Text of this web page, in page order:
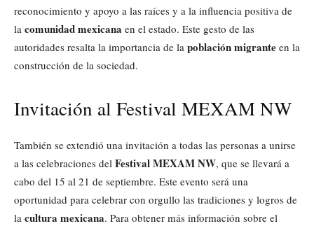
reconocimiento y apoyo a las raíces y a la influencia positiva de
la comunidad mexicana en el estado. Este gesto de las
autoridades resalta la importancia de la población migrante en la
construcción de la sociedad.
Invitación al Festival MEXAM NW
También se extendió una invitación a todas las personas a unirse
a las celebraciones del Festival MEXAM NW, que se llevará a
cabo del 15 al 21 de septiembre. Este evento será una
oportunidad para celebrar con orgullo las tradiciones y logros de
la cultura mexicana. Para obtener más información sobre el